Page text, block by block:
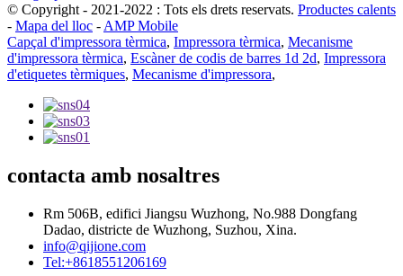
© Copyright - 2021-2022 : Tots els drets reservats. Productes calents
- Mapa del lloc - AMP Mobile
Capçal d'impressora tèrmica, Impressora tèrmica, Mecanisme
d'impressora tèrmica, Escàner de codis de barres 1d 2d, Impressora
d'etiquetes tèrmiques, Mecanisme d'impressora,
contacta amb nosaltres
Rm 506B, edifici Jiangsu Wuzhong, No.988 Dongfang
Dadao, districte de Wuzhong, Suzhou, Xina.
info@qijione.com
Tel:+8618551206169